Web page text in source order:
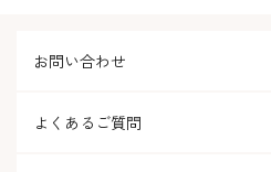
お問い合わせ
よくあるご質問